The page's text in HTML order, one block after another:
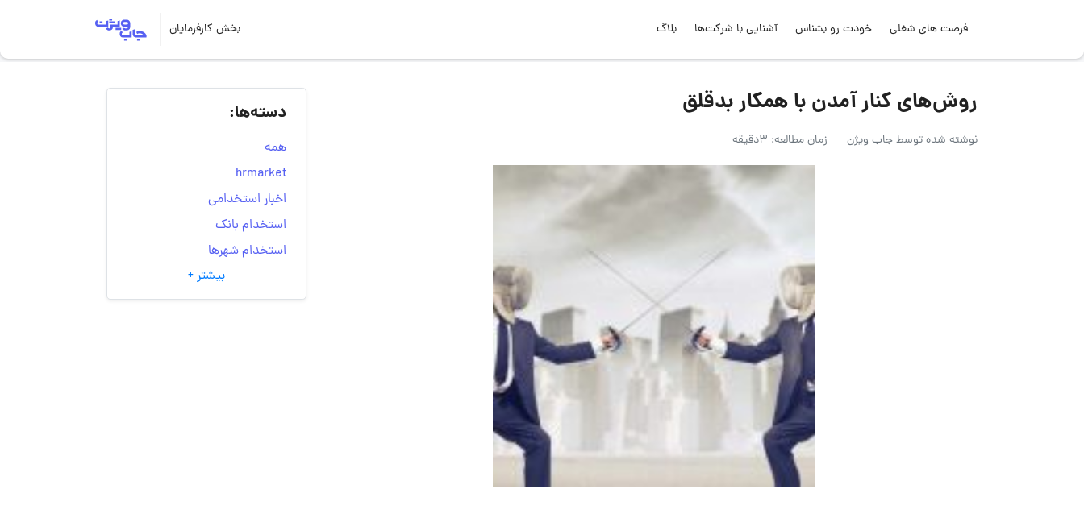
فرصت های شغلی خودت رو بشناس آشنایی با شرکت‌ها بلاگ بخش کارفرمایان
روش‌های کنار آمدن با همکار بدقلق
نوشته شده توسطجاب ویژن زمان مطالعه: 3دقیقه
دسته‌ها:
همه
hrmarket
اخبار استخدامی
استخدام بانک
استخدام شهرها
انتخاب مسیر شغلی
به‌روزرسانی‌های سایت
بیشتر +